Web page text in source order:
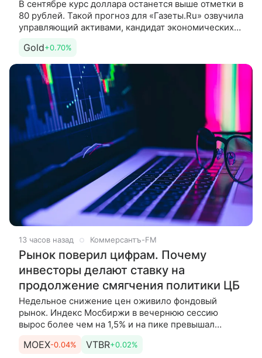
В сентябре курс доллара останется выше отметки в
80 рублей. Такой прогноз для «Газеты.Ru» озвучила
управляющий активами, кандидат экономических
экономических
Gold+0.70%
13 часов назад Коммерсантъ-FM
Рынок поверил цифрам. Почему
инвесторы делают ставку на
продолжение смягчения политики ЦБ
Недельное снижение цен оживило фондовый
рынок. Индекс Мосбиржи в вечернюю сессию
вырос более чем на 1,5% и на пике превышал
июля. Рост произошел на фоне
MOEX-0.04% VTBR+0.02%